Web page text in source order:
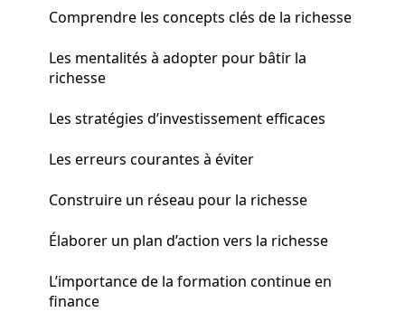
Comprendre les concepts clés de la richesse
Les mentalités à adopter pour bâtir la
richesse
Les stratégies d’investissement efficaces
Les erreurs courantes à éviter
Construire un réseau pour la richesse
Élaborer un plan d’action vers la richesse
L’importance de la formation continue en
finance